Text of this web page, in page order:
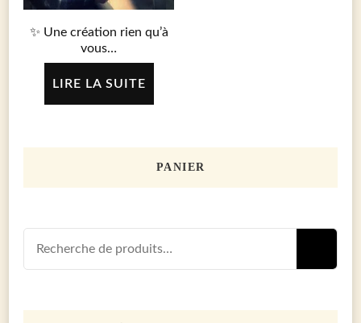
✨ Une création rien qu’à
vous…
LIRE LA SUITE
PANIER
pour :